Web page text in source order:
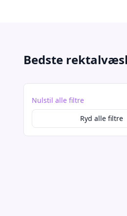
Bedste
Nulstil alle filtre
Ryd alle filtre